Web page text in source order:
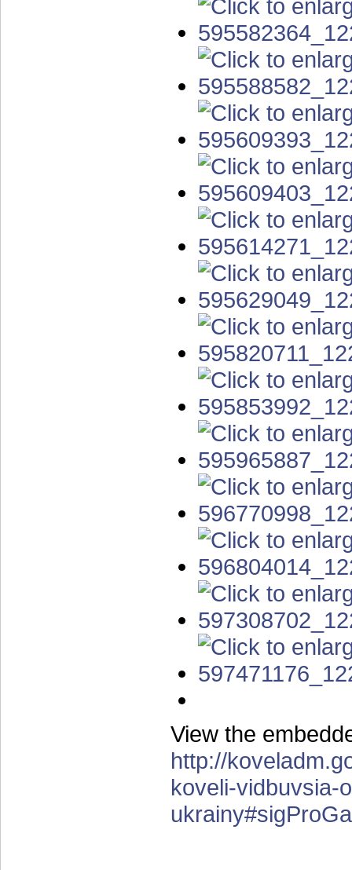
View the
http://
koveli-vidbuvsia-